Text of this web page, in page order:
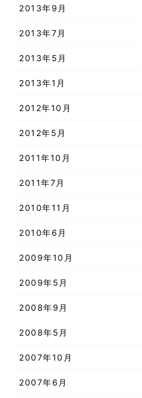
2013年9月
2013年7月
2013年5月
2013年1月
2012年10月
2012年5月
2011年10月
2011年7月
2010年11月
2010年6月
2009年10月
2009年5月
2008年9月
2008年5月
2007年10月
2007年6月